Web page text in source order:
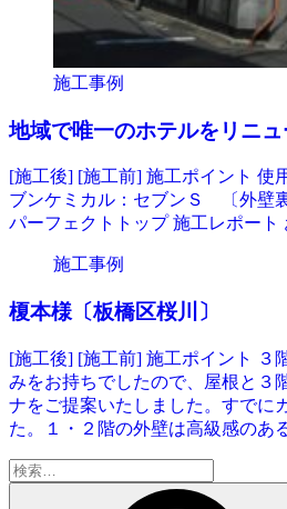
施工事例
地域で唯一のホテルをリニュ
[施工後] [施工前] 施工ポイント 使
ブンケミカル：セブンＳ 〔外壁
パーフェクトトップ 施工レポート
施工事例
榎本様〔板橋区桜川〕
[施工後] [施工前] 施工ポイント ３
みをお持ちでしたので、屋根と３
ナをご提案いたしました。すでに
た。１・２階の外壁は高級感のあ
検
索: